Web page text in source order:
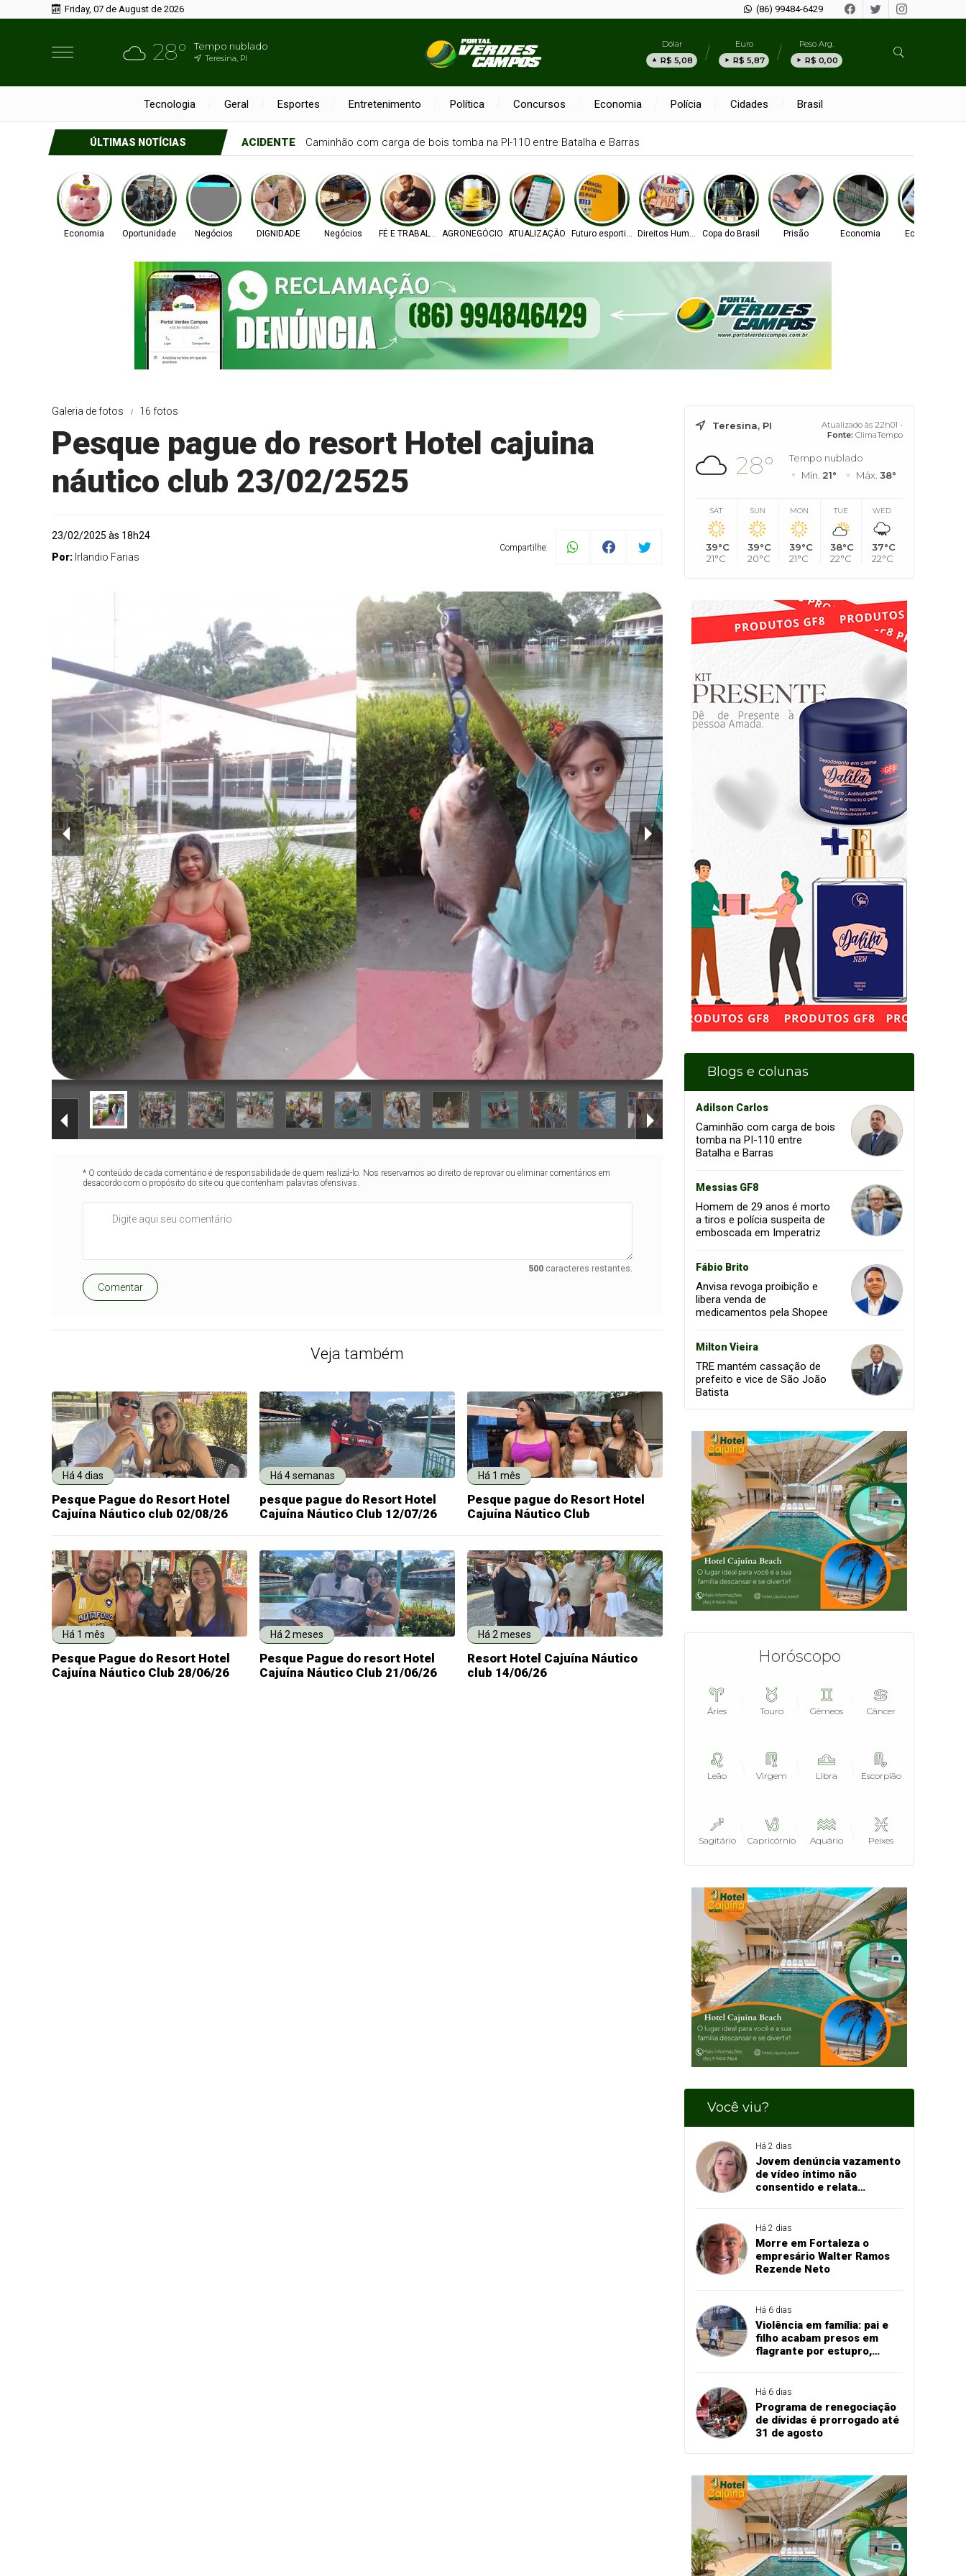
Friday, 07 de August de 2026 (86) 99484-6429
28° Tempo nublado
Teresina, PI
Dólar
R$ 5,08
Euro
R$ 5,87
Peso Arg.
R$ 0,00
Tecnologia Geral Esportes Entretenimento Política Concursos Economia Polícia Cidades Brasil
ÚLTIMAS NOTÍCIAS ACIDENTE Caminhão com carga de bois tomba na PI-110 entre Batalha e Barras
Economia Oportunidade Negócios DIGNIDADE Negócios FÉ E TRABALHO AGRONEGÓCIO ATUALIZAÇÃO Futuro esportivo Direitos HumanosCopa do Brasil Prisão Economia Economia
Galeria de fotos 16 fotos
Pesque pague do resort Hotel cajuina
náutico club 23/02/2525
23/02/2025 às 18h24
Por: Irlandio Farias
Compartilhe:
* O conteúdo de cada comentário é de responsabilidade de quem realizá-lo. Nos reservamos ao direito de reprovar ou eliminar comentários em
desacordo com o propósito do site ou que contenham palavras ofensivas.
500caracteres restantes.
Comentar
Veja também
Há 4 dias
Pesque Pague do Resort Hotel
Cajuína Náutico club 02/08/26
Há 4 semanas
pesque pague do Resort Hotel
Cajuína Náutico Club 12/07/26
Há 1 mês
Pesque pague do Resort Hotel
Cajuína Náutico Club
Há 1 mês
Pesque Pague do Resort Hotel
Cajuína Náutico Club 28/06/26
Há 2 meses
Pesque Pague do resort Hotel
Cajuína Náutico Club 21/06/26
Há 2 meses
Resort Hotel Cajuína Náutico
club 14/06/26
Teresina, PI
Atualizado às 22h01 -
Fonte: ClimaTempo
28°
Tempo nublado
Mín. 21° Máx. 38°
SAT
39°C
21°C
SUN
39°C
20°C
MON
39°C
21°C
TUE
38°C
22°C
WED
37°C
22°C
Blogs e colunas
Adilson Carlos
Caminhão com carga de bois
tomba na PI-110 entre
Batalha e Barras
Messias GF8
Homem de 29 anos é morto
a tiros e polícia suspeita de
emboscada em Imperatriz
Fábio Brito
Anvisa revoga proibição e
libera venda de
medicamentos pela Shopee
Milton Vieira
TRE mantém cassação de
prefeito e vice de São João
Batista
Horóscopo
Áries Touro Gêmeos Câncer
Leão Virgem Libra Escorpião
Sagitário Capricórnio Aquário Peixes
Você viu?
Há 2 dias
Jovem denúncia vazamento
de vídeo íntimo não
consentido e relata
Há 2 dias
Morre em Fortaleza o
empresário Walter Ramos
Rezende Neto
Há 6 dias
Violência em família: pai e
filho acabam presos em
flagrante por estupro,
Há 6 dias
Programa de renegociação
de dívidas é prorrogado até
31 de agosto